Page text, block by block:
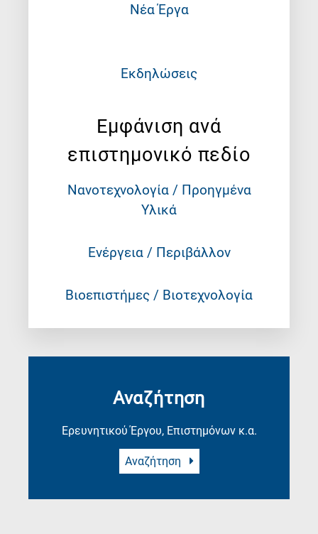
Νέα Έργα
Εκδηλώσεις
Εμφάνιση ανά
επιστημονικό πεδίο
Νανοτεχνολογία / Προηγμένα
Υλικά
Ενέργεια / Περιβάλλον
Βιοεπιστήμες / Βιοτεχνολογία
Αναζήτηση
Ερευνητικού Έργου, Επιστημόνων κ.α.
Αναζήτηση